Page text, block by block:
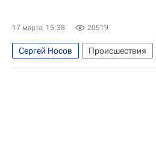
17 марта, 15:38 20519
Сергей Носов Происшествия
Магаданская область
Россия